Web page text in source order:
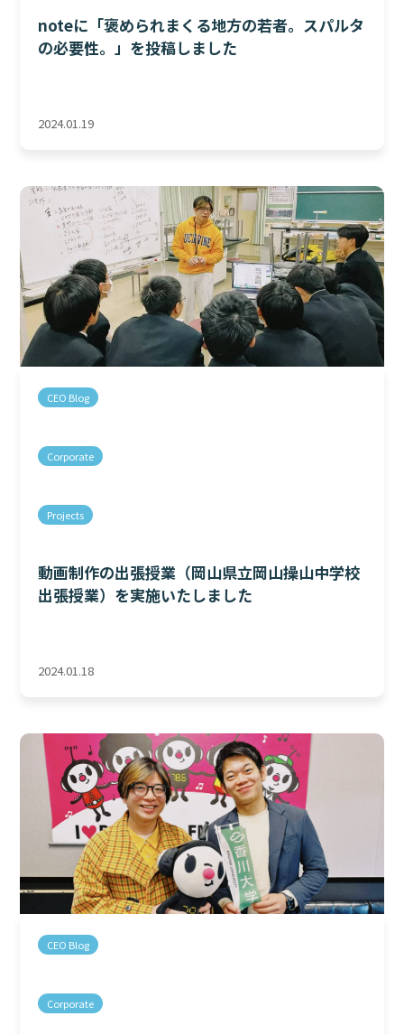
noteに「褒められまくる地方の若者。スパルタ
の必要性。」を投稿しました
2024.01.19
CEO Blog
Corporate
Projects
動画制作の出張授業（岡山県立岡山操山中学校
出張授業）を実施いたしました
2024.01.18
CEO Blog
Corporate